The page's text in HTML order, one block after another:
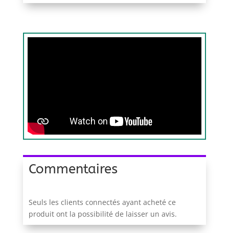
Commentaires
Seuls les clients connectés ayant acheté ce
produit ont la possibilité de laisser un avis.